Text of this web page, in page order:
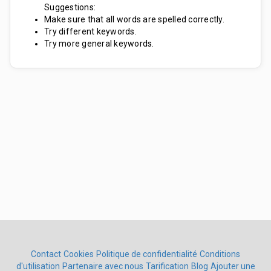
Suggestions:
Make sure that all words are spelled correctly.
Try different keywords.
Try more general keywords.
Contact Cookies Politique de confidentialité Conditions
d'utilisation Partenaire avec nous Tarification Blog Ajouter une